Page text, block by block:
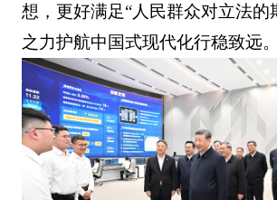
想，更好满足“人民群众对立法的
之力护航中国式现代化行稳致远。